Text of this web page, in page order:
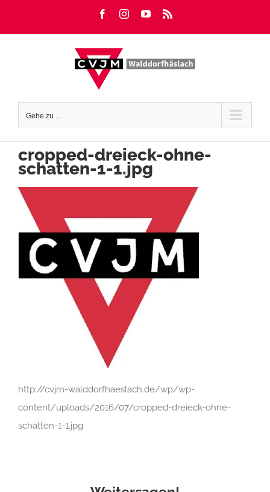
FacebookInstagramYouTube
Gehe zu ...
cropped-dreieck-ohne-
schatten-1-1.jpg
http://cvjm-walddorfhaeslach.de/wp/wp-
content/uploads/2016/07/cropped-dreieck-ohne-
schatten-1-1.jpg